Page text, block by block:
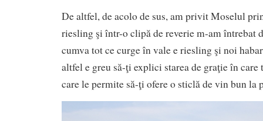
De altfel, de acolo de sus, am privit Moselul
riesling şi într-o clipă de reverie m-am întrebat
cumva tot ce curge în vale e riesling şi noi
altfel e greu să-ţi explici starea de graţie în care
care le permite să-ţi ofere o sticlă de vin bun la